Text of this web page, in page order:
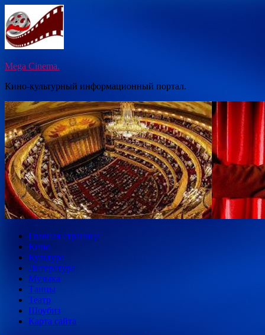
Перейти
к
содержимому
Mega Cinema.
Кино-культурный информационный портал.
Главная страница
Кино
Культура
Литература
Музыка
Танцы
Театр
Шоубиз
Карта сайта